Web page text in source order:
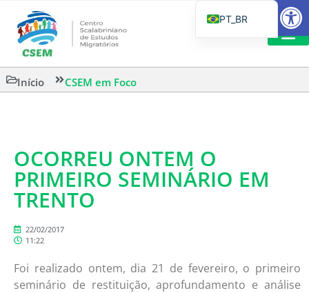
Início CSEM em Foco
OCORREU ONTEM O
PRIMEIRO SEMINÁRIO EM
TRENTO
22/02/2017
11:22
Foi realizado ontem, dia 21 de fevereiro, o primeiro
seminário de restituição, aprofundamento e análise
PT_BR
IT